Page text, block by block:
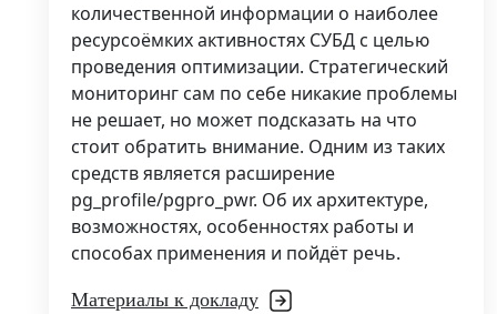
количественной информации о наиболее
ресурсоёмких активностях СУБД с целью
проведения оптимизации. Стратегический
мониторинг сам по себе никакие проблемы
не решает, но может подсказать на что
стоит обратить внимание. Одним из таких
средств является расширение
pg_profile/pgpro_pwr. Об их архитектуре,
возможностях, особенностях работы и
способах применения и пойдёт речь.
Материалы к докладу